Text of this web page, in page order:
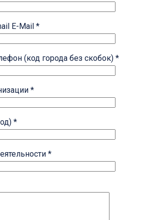
E-Mail *
(код города без скобок) *
*
*
*